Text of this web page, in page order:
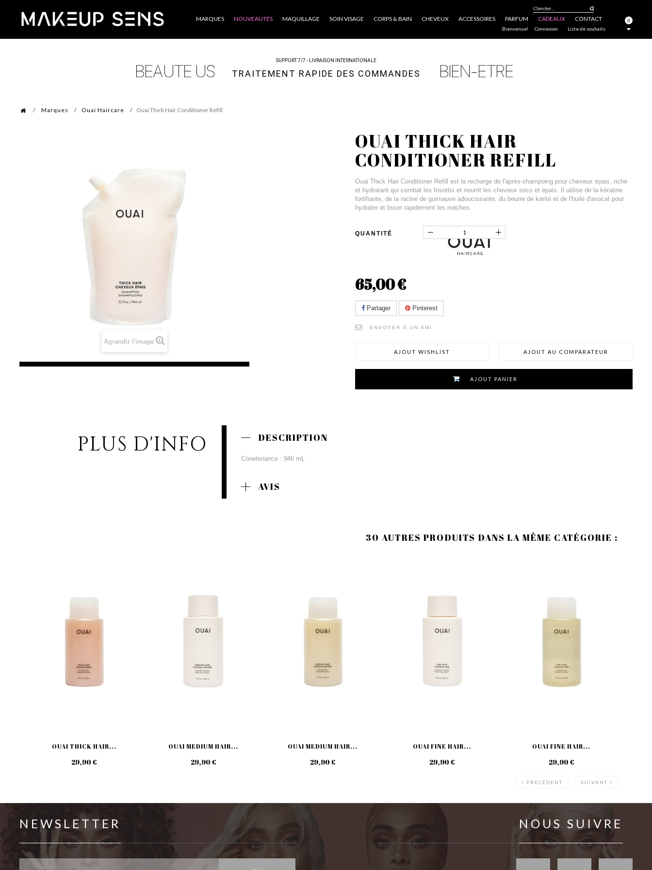
Catégories MARQUES NOUVEAUTÉS MAQUILLAGE SOIN VISAGE CORPS & BAIN CHEVEUX ACCESSOIRES PARFUM CADEAUX CONTACT
Chercher...
0
Liste de souhaits
Bienvenue! Connexion
SUPPORT 7/7 - LIVRAISON INTERNATIONALE
TRAITEMENT RAPIDE DES COMMANDES
Marques Ouai Haircare Ouai Thick Hair Conditioner Refill
Agrandir l'image
OUAI THICK HAIR
CONDITIONER REFILL
Ouai Thick Hair Conditioner Refill est la recharge de l'après-shampoing pour cheveux épais, riche
et hydratant qui combat les frisottis et nourrit les cheveux secs et épais. Il utilise de la kératine
fortifiante, de la racine de guimauve adoucissante, du beurre de karité et de l'huile d'avocat pour
hydrater et lisser rapidement les mèches.
QUANTITÉ
65,00 €
Partager Pinterest
ENVOYER À UN AMI
AJOUT WISHLIST AJOUT AU COMPARATEUR
AJOUT PANIER
PLUS D'INFO DESCRIPTION
Conetenance : 946 mL
AVIS
30 AUTRES PRODUITS DANS LA MÊME CATÉGORIE :
OUAI THICK HAIR...
29,90 €
OUAI MEDIUM HAIR...
29,90 €
OUAI MEDIUM HAIR...
29,90 €
OUAI FINE HAIR...
29,90 €
OUAI FINE HAIR...
29,90 €
PRÉCÉDENT SUIVANT
NEWSLETTER NOUS SUIVRE